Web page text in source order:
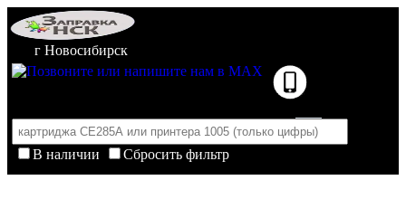
г Новосибирск
В наличии
Сбросить фильтр
Корзина пуста